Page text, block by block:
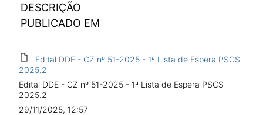
DESCRIÇÃO
PUBLICADO EM
Edital DDE - CZ nº 51-2025 - 1ª Lista de Espera PSCS
2025.2
Edital DDE - CZ nº 51-2025 - 1ª Lista de Espera PSCS
2025.2
29/11/2025, 12:57